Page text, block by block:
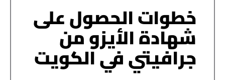
خطوات الحصول على
شهادة الأيزو من
جرافيتي في الكويت